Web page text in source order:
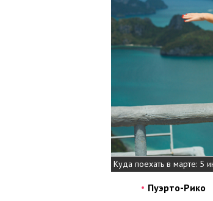
Куда поехать в марте: 5
Пуэрто-Рико